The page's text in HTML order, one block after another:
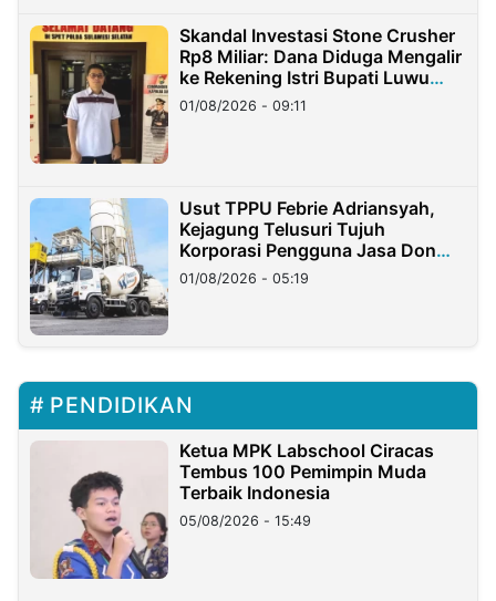
Skandal Investasi Stone Crusher
Rp8 Miliar: Dana Diduga Mengalir
ke Rekening Istri Bupati Luwu
Timur
01/08/2026 - 09:11
Usut TPPU Febrie Adriansyah,
Kejagung Telusuri Tujuh
Korporasi Pengguna Jasa Don
Ritto
01/08/2026 - 05:19
PENDIDIKAN
Ketua MPK Labschool Ciracas
Tembus 100 Pemimpin Muda
Terbaik Indonesia
05/08/2026 - 15:49